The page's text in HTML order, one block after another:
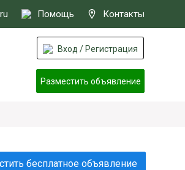
Помощь Контакты
Вход / Регистрация
Разместить объявление
бесплатное объявление